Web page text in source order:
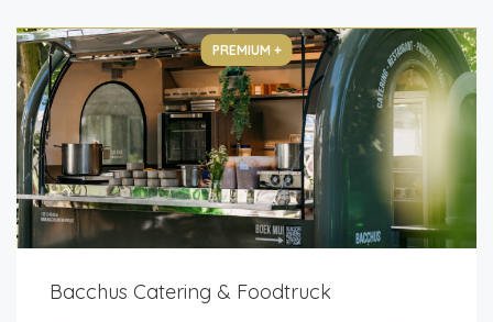
PREMIUM +
Bacchus Catering & Foodtruck